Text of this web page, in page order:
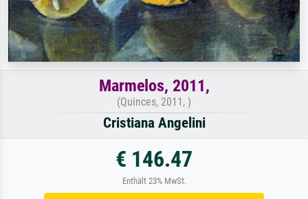
Marmelos, 2011,
(Quinces, 2011, )
Cristiana Angelini
€ 146.47
Enthält 23% MwSt.